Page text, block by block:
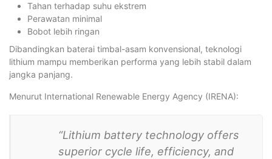
Tahan terhadap suhu ekstrem
Perawatan minimal
Bobot lebih ringan
Dibandingkan baterai timbal-asam konvensional, teknologi
lithium mampu memberikan performa yang lebih stabil dalam
jangka panjang.
Menurut International Renewable Energy Agency (IRENA):
“Lithium battery technology offers
superior cycle life, efficiency, and